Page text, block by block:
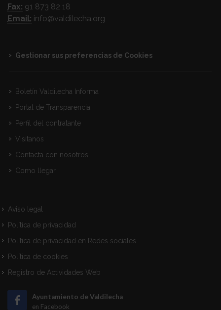
Fax: 91 873 82 18
Email: info@valdilecha.org
Gestionar sus preferencias de Cookies
Boletín Valdilecha Informa
Portal de Transparencia
Perfil del contratante
Visitanos
Contacta con nosotros
Como llegar
Aviso legal
Política de privacidad
Política de privacidad en Redes sociales
Política de cookies
Registro de Actividades Web
Ayuntamiento de Valdilecha
en Facebook